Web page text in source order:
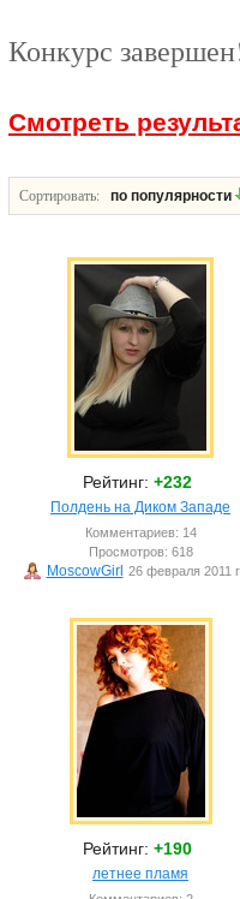
Конкурс
Смотреть
Сортировать: по популярности
Рейтинг: +232
Полдень на Диком Западе
Комментариев: 14
Просмотров: 618
MoscowGirl 26 февраля 2011
Рейтинг: +190
летнее пламя